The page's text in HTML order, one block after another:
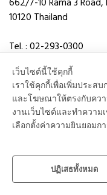
10120 Thailand
Tel. : 02-293-0300
E-mail :
Copyright © 2018
เว็บไซต์นี้ใช้คุกกี้
เราใช้คุกกี้เพื่อเพิ่มประส
และโฆษณาให้ตรงกับควา
งานเว็บไซต์และทำความ
เลือกตั้งค่าความยินยอมก
ปฏิเสธทั้งหมด